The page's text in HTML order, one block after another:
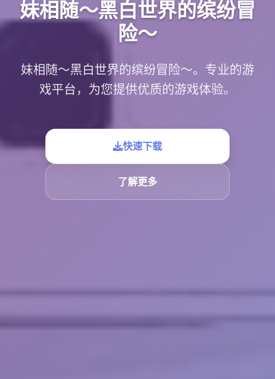
妹相随～黑白世界的缤纷冒
险～
妹相随～黑白世界的缤纷冒险～。专业的游
戏平台，为您提供优质的游戏体验。
快速下载
了解更多